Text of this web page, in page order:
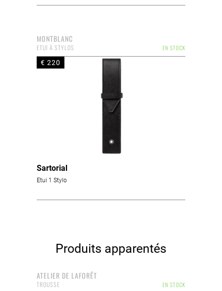
MONTBLANC
EN STOCK
ETUI À STYLOS
€ 220
Sartorial
Etui 1 Stylo
Produits apparentés
ATELIER DE LAFORÊT
EN STOCK
TROUSSE